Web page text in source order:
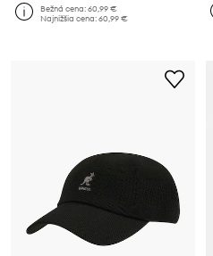
Bežná cena:60,99 €
Najnižšia cena:60,99 €